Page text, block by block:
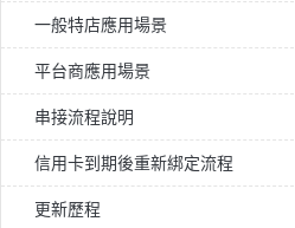
一般特店應用場景
平台商應用場景
串接流程說明
信用卡到期後重新綁定流程
更新歷程